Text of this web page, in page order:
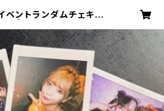
ベントランダムチェキ3/